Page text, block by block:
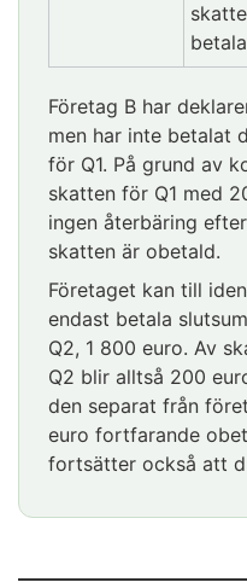
Företag B har
men har inte betalat
för Q1. På grund av
skatten för Q1 med
ingen återbäring
skatten är obetald.
Företaget kan till
endast betala
Q2, 1 800 euro. Av
Q2 blir alltså 200
den separat från
euro fortfarande
fortsätter också att